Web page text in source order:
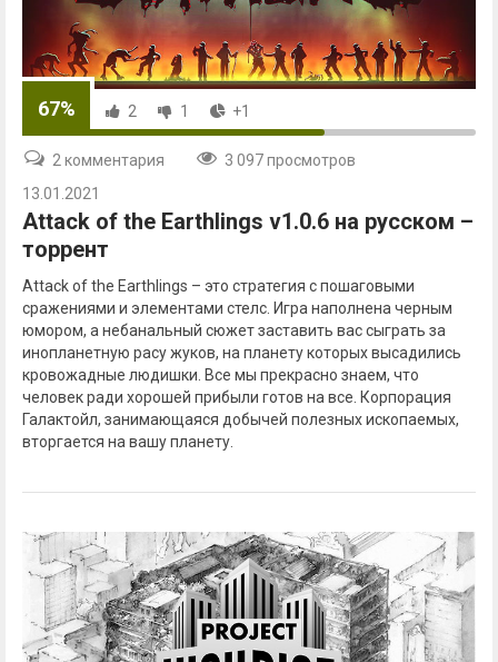
67% 2 1 +1
2 комментария
3 097 просмотров
13.01.2021
Attack of the Earthlings v1.0.6 на русском –
торрент
Attack of the Earthlings – это стратегия с пошаговыми
сражениями и элементами стелс. Игра наполнена черным
юмором, а небанальный сюжет заставить вас сыграть за
инопланетную расу жуков, на планету которых высадились
кровожадные людишки. Все мы прекрасно знаем, что
человек ради хорошей прибыли готов на все. Корпорация
Галактойл, занимающаяся добычей полезных ископаемых,
вторгается на вашу планету.